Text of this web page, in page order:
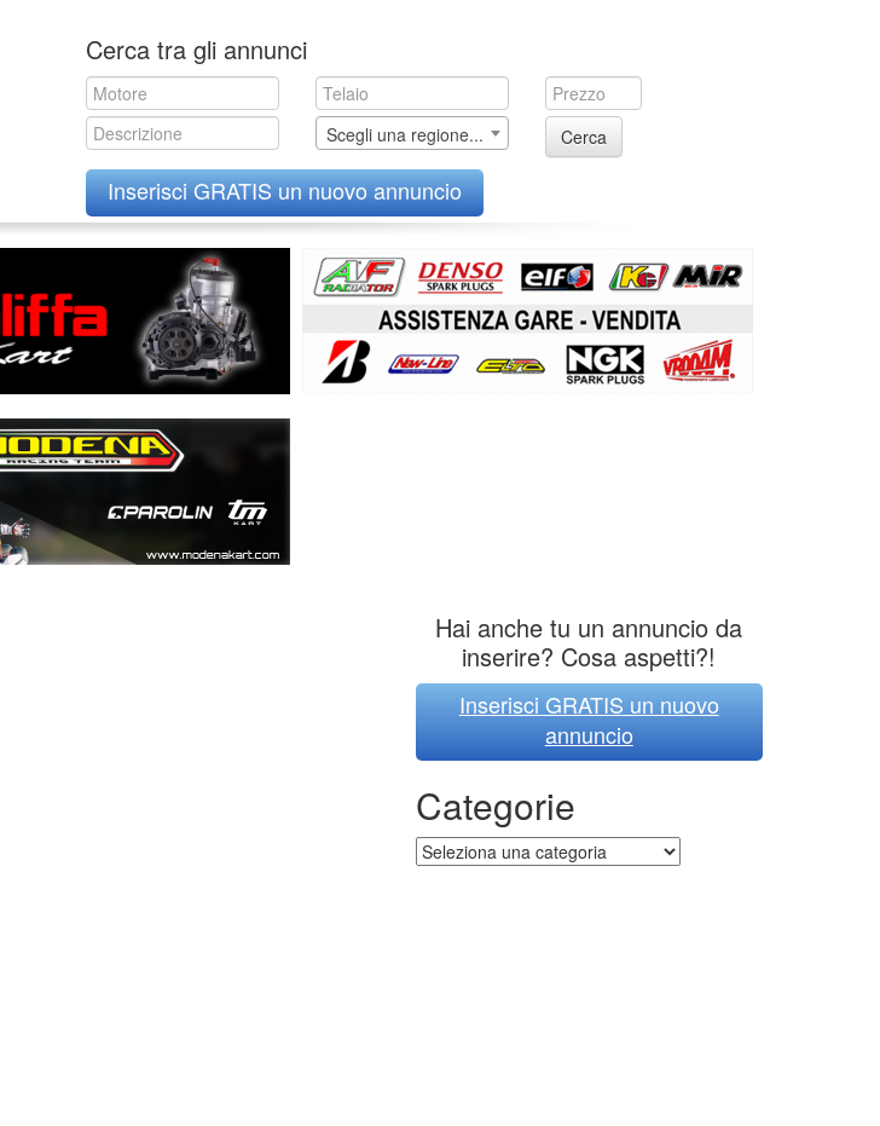
to
content
Cerca tra gli annunci
Scegli una regione... Cerca
Inserisci GRATIS un nuovo annuncio
Hai anche tu un annuncio da
inserire? Cosa aspetti?!
Inserisci GRATIS un nuovo
annuncio
Categorie
Categorie